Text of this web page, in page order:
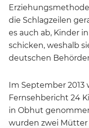
die Schlagzeilen
es auch ab, Kinder
schicken, weshalb
deutschen
Im September
Fernsehbericht 24
in Obhut genommen
wurden zwei